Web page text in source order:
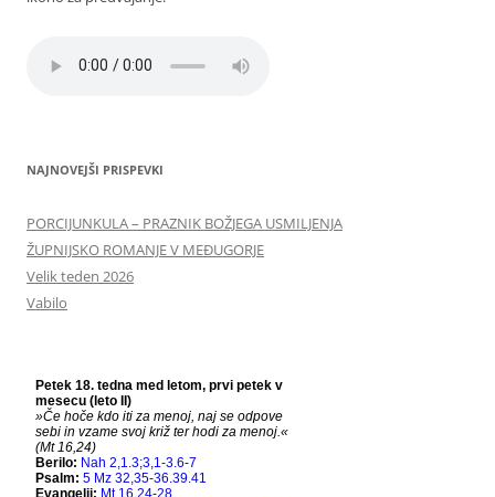
NAJNOVEJŠI PRISPEVKI
PORCIJUNKULA – PRAZNIK BOŽJEGA USMILJENJA
ŽUPNIJSKO ROMANJE V MEĐUGORJE
Velik teden 2026
Vabilo